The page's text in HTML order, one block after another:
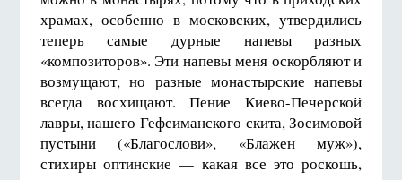
храмах, особенно в московских, утвердились
теперь самые дурные напевы разных
«композиторов». Эти напевы меня оскорбляют и
возмущают, но разные монастырские напевы
всегда восхищают. Пение Киево-Печерской
лавры, нашего Гефсиманского скита, Зосимовой
пустыни («Благослови», «Блажен муж»),
стихиры оптинские — какая все это роскошь,